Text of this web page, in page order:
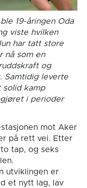
19-åringen Oda
viste hvilken
har tatt store
nå som en
og
Samtidig leverte
solid kamp
i perioder
mot Aker
på rett vei. Etter
tap, og seks
utviklingen er
et nytt lag, lav